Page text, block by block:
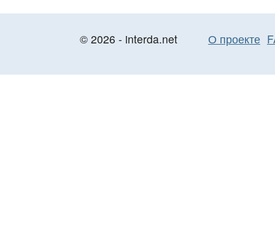
© 2026 - interda.net О проекте